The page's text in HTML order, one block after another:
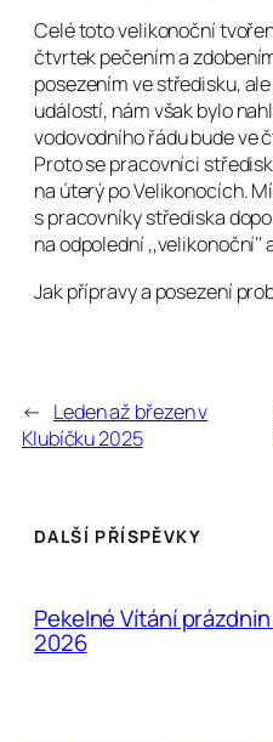
Celé toto velikonoční
čtvrtek pečením a
posezením ve středisku,
událostí, nám však bylo
vodovodního řádu bude ve
Proto se pracovníci
na úterý po Velikonocích.
s pracovníky střediska
na odpolední ,,velikonoční‘‘
Jak přípravy a posezení
← Leden až březen v
Klubíčku 2025
DALŠÍ PŘÍSPĚVKY
Pekelné Vítání
2026